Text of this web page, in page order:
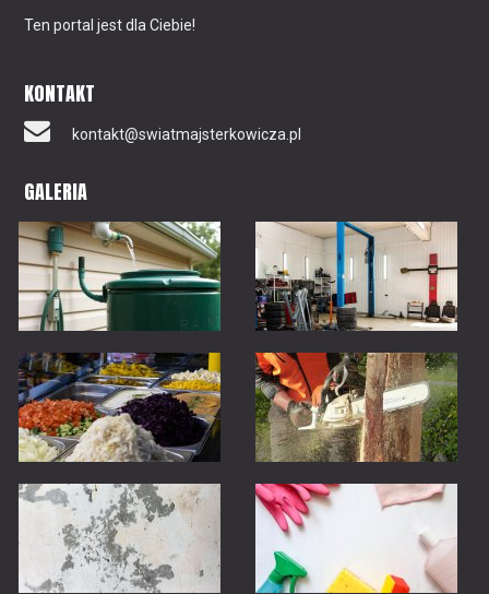
Ten portal jest dla Ciebie!
KONTAKT
kontakt@swiatmajsterkowicza.pl
GALERIA